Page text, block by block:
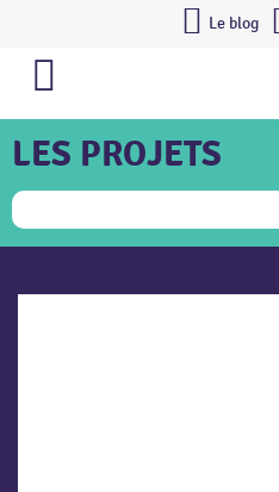
Le blog
LES PROJETS